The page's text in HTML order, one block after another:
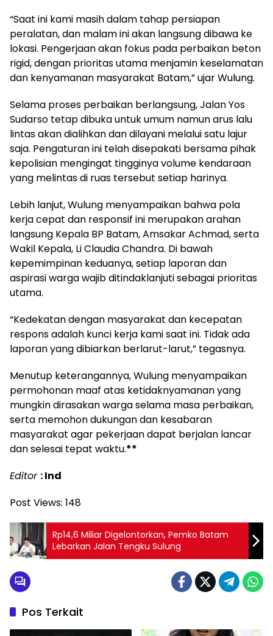
“Saat ini kami masih dalam tahap persiapan
peralatan, dan malam ini akan langsung dibawa ke
lokasi. Pengerjaan akan fokus pada perbaikan beton
rigid, dengan prioritas utama menjamin keselamatan
dan kenyamanan masyarakat Batam,” ujar Wulung.
Selama proses perbaikan berlangsung, Jalan Yos
Sudarso tetap dibuka untuk umum namun arus lalu
lintas akan dialihkan dan dilayani melalui satu lajur
saja. Pengaturan ini telah disepakati bersama pihak
kepolisian mengingat tingginya volume kendaraan
yang melintas di ruas tersebut setiap harinya.
Lebih lanjut, Wulung menyampaikan bahwa pola
kerja cepat dan responsif ini merupakan arahan
langsung Kepala BP Batam, Amsakar Achmad, serta
Wakil Kepala, Li Claudia Chandra. Di bawah
kepemimpinan keduanya, setiap laporan dan
aspirasi warga wajib ditindaklanjuti sebagai prioritas
utama.
“Kedekatan dengan masyarakat dan kecepatan
respons adalah kunci kerja kami saat ini. Tidak ada
laporan yang dibiarkan berlarut-larut,” tegasnya.
Menutup keterangannya, Wulung menyampaikan
permohonan maaf atas ketidaknyamanan yang
mungkin dirasakan warga selama masa perbaikan,
serta memohon dukungan dan kesabaran
masyarakat agar pekerjaan dapat berjalan lancar
dan selesai tepat waktu.**
Editor : Ind
Post Views: 148
Rp14,6 Miliar Digelontorkan, Pemko Batam
Lebarkan Jalan Tengku Sulung
Pos Terkait